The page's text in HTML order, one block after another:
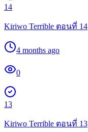
14
Kiriwo Terrible ตอนที่ 14
4 months ago
0
13
Kiriwo Terrible ตอนที่ 13